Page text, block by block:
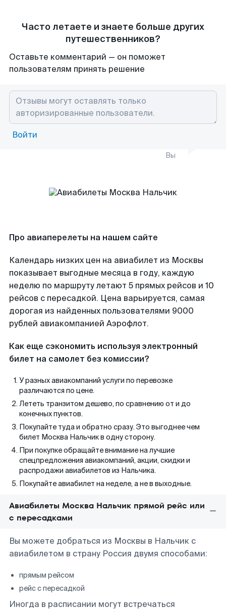
Часто летаете и знаете больше других
путешественников?
Оставьте комментарий — он поможет
пользователям принять решение
Войти
Вы
Про авиаперелеты на нашем сайте
Календарь низких цен на авиабилет из Москвы
показывает выгодные месяца в году, каждую
неделю по маршруту летают 5 прямых рейсов и 10
рейсов с пересадкой. Цена варьируется, самая
дорогая из найденных пользователями 9000
рублей авиакомпанией Аэрофлот.
Как еще сэкономить используя электронный
билет на самолет без комиссии?
У разных авиакомпаний услуги по перевозке
различаются по цене.
Лететь транзитом дешево, по сравнению от и до
конечных пунктов.
Покупайте туда и обратно сразу. Это выгоднее чем
билет Москва Нальчик в одну сторону.
При покупке обращайте внимание на лучшие
спецпредложения авиакомпаний, акции, скидки и
распродажи авиабилетов из Нальчика.
Покупайте авиабилет на неделе, а не в выходные.
Авиабилеты Москва Нальчик прямой рейс или
с пересадками
Вы можете добраться из Москвы в Нальчик с
авиабилетом в страну Россия двумя способами:
прямым рейсом
рейс с пересадкой
Иногда в расписании могут встречаться